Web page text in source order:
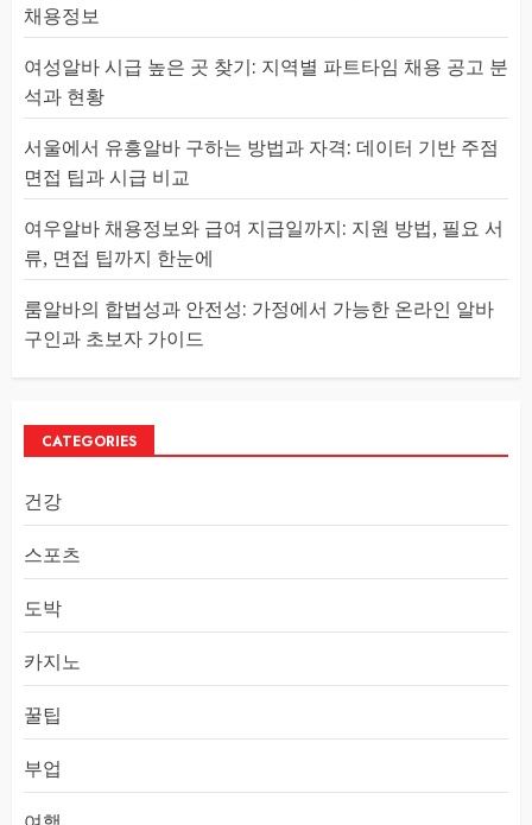
채용정보
여성알바 시급 높은 곳 찾기: 지역별 파트타임 채용 공고 분
석과 현황
서울에서 유흥알바 구하는 방법과 자격: 데이터 기반 주점
면접 팁과 시급 비교
여우알바 채용정보와 급여 지급일까지: 지원 방법, 필요 서
류, 면접 팁까지 한눈에
룸알바의 합법성과 안전성: 가정에서 가능한 온라인 알바
구인과 초보자 가이드
CATEGORIES
건강
스포츠
도박
카지노
꿀팁
부업